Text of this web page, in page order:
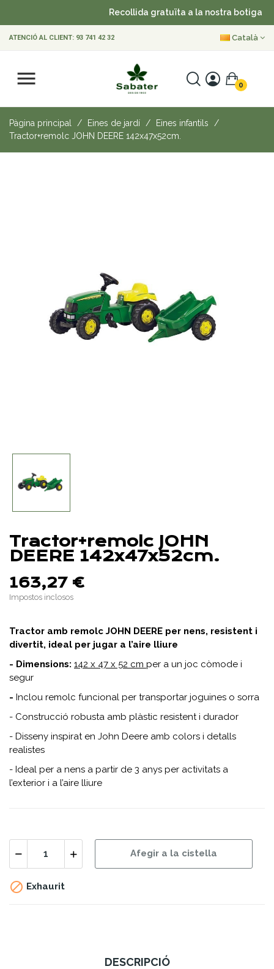
Recollida gratuïta a la nostra botiga
ATENCIÓ AL CLIENT: 93 741 42 32 Català
0
Pàgina principal Eines de jardí
Eines infantils
Tractor+remolc JOHN DEERE 142x47x52cm.
Tractor+remolc JOHN
DEERE 142x47x52cm.
163,27 €
Impostos inclosos
Tractor amb remolc JOHN DEERE per nens, resistent i
divertit, ideal per jugar a l’aire lliure
- Dimensions: 142 x 47 x 52 cm per a un joc còmode i
segur
- Inclou remolc funcional per transportar joguines o sorra
- Construcció robusta amb plàstic resistent i durador
- Disseny inspirat en John Deere amb colors i detalls
realistes
- Ideal per a nens a partir de 3 anys per activitats a
l’exterior i a l’aire lliure
Afegir a la cistella
 Exhaurit
DESCRIPCIÓ